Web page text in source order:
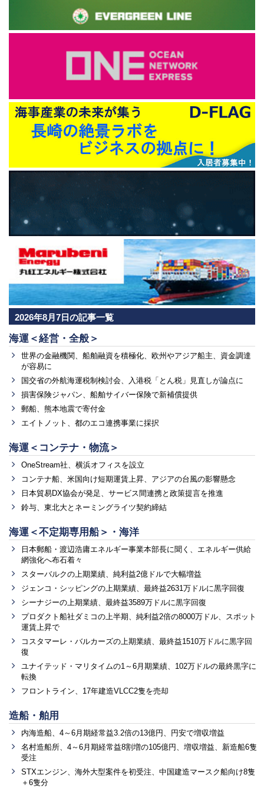
2026年8月7日の記事一覧
海運＜経営・全般＞
世界の金融機関、船舶融資を積極化、欧州やアジア船主、資金調達
が容易に
国交省の外航海運税制検討会、入港税「とん税」見直しが論点に
損害保険ジャパン、船舶サイバー保険で新補償提供
郵船、熊本地震で寄付金
エイトノット、都のエコ連携事業に採択
海運＜コンテナ・物流＞
OneStream社、横浜オフィスを設立
コンテナ船、米国向け短期運賃上昇、アジアの台風の影響懸念
日本貿易DX協会が発足、サービス間連携と政策提言を推進
鈴与、東北大とネーミングライツ契約締結
海運＜不定期専用船＞・海洋
日本郵船・渡辺浩庸エネルギー事業本部長に聞く、エネルギー供給
網強化へ布石着々
スターバルクの上期業績、純利益2億ドルで大幅増益
ジェンコ・シッピングの上期業績、最終益2631万ドルに黒字回復
シーナジーの上期業績、最終益3589万ドルに黒字回復
プロダクト船社ダミコの上半期、純利益2倍の8000万ドル、スポット
運賃上昇で
コスタマーレ・バルカーズの上期業績、最終益1510万ドルに黒字回
復
ユナイテッド・マリタイムの1～6月期業績、102万ドルの最終黒字に
転換
フロントライン、17年建造VLCC2隻を売却
造船・舶用
内海造船、4～6月期経常益3.2倍の13億円、円安で増収増益
名村造船所、4～6月期経常益8割増の105億円、増収増益、新造船6隻
受注
STXエンジン、海外大型案件を初受注、中国建造マースク船向け8隻
＋6隻分